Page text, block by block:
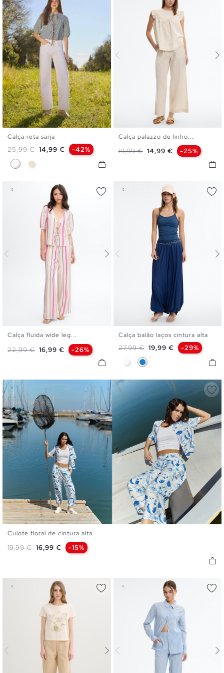
38
Calça reta sarja
Preço normal
25,99 € Preço
14,99 € -42%
BrancoAreia
Calça palazzo de linho...
Preço normal
19,99 € Preço
14,99 € -25%
L
Calça fluida wide leg...
Preço normal
22,99 € Preço
16,99 € -26%
L
Calça balão laços cintura alta
Preço normal
27,99 € Preço
19,99 € -29%
BrancoAzul Eléctrico
Culote floral de cintura alta
Preço normal
19,99 € Preço
16,99 € -15%